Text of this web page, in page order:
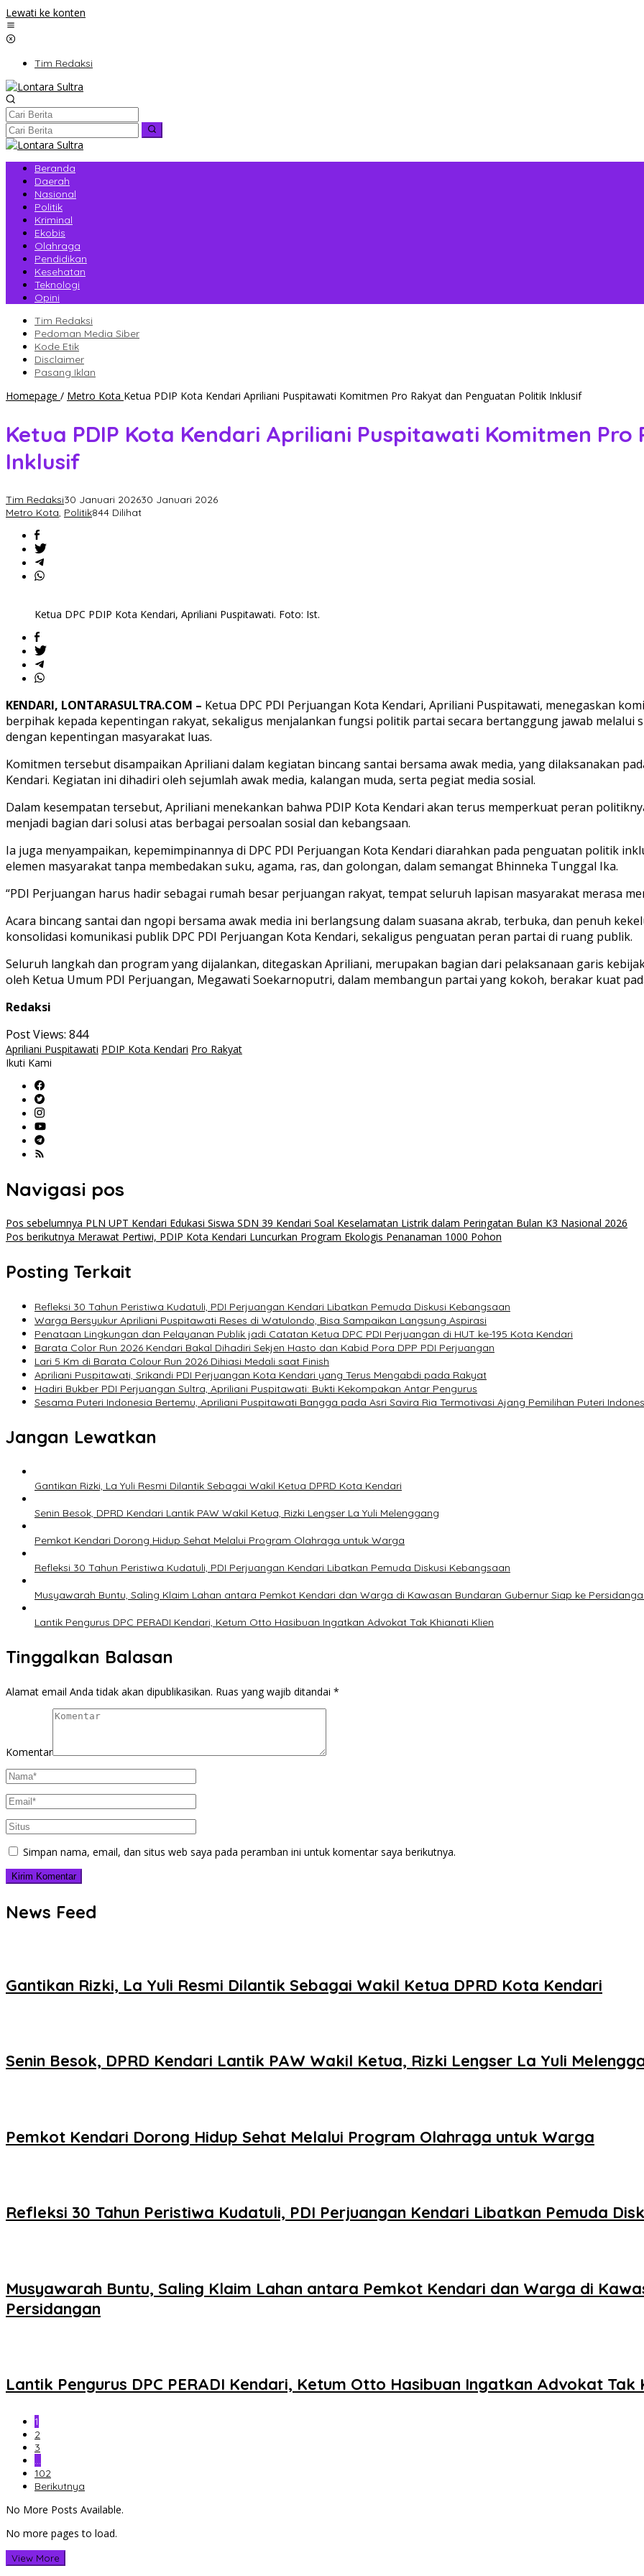
Lewati ke konten
Tim Redaksi
Beranda
Daerah
Nasional
Politik
Kriminal
Ekobis
Olahraga
Pendidikan
Kesehatan
Teknologi
Opini
Tim Redaksi
Pedoman Media Siber
Kode Etik
Disclaimer
Pasang Iklan
Homepage / Metro Kota Ketua PDIP Kota Kendari Apriliani Puspitawati Komitmen Pro Rakyat dan Penguatan Politik Inklusif
Ketua PDIP Kota Kendari Apriliani Puspitawati Komitmen
Inklusif
Tim Redaksi30 Januari 202630 Januari 2026
Metro Kota, Politik844 Dilihat
Ketua DPC PDIP Kota Kendari, Apriliani Puspitawati. Foto: Ist.
KENDARI, LONTARASULTRA.COM – Ketua DPC PDI Perjuangan Kota Kendari, Apriliani Puspitawati, menegaskan
berpihak kepada kepentingan rakyat, sekaligus menjalankan fungsi politik partai secara bertanggung jawab
dengan kepentingan masyarakat luas.
Komitmen tersebut disampaikan Apriliani dalam kegiatan bincang santai bersama awak media, yang dilaksanakan
Kendari. Kegiatan ini dihadiri oleh sejumlah awak media, kalangan muda, serta pegiat media sosial.
Dalam kesempatan tersebut, Apriliani menekankan bahwa PDIP Kota Kendari akan terus memperkuat peran
menjadi bagian dari solusi atas berbagai persoalan sosial dan kebangsaan.
Ia juga menyampaikan, kepemimpinannya di DPC PDI Perjuangan Kota Kendari diarahkan pada penguatan politik
elemen masyarakat tanpa membedakan suku, agama, ras, dan golongan, dalam semangat Bhinneka Tunggal Ika.
“PDI Perjuangan harus hadir sebagai rumah besar perjuangan rakyat, tempat seluruh lapisan masyarakat merasa
Acara bincang santai dan ngopi bersama awak media ini berlangsung dalam suasana akrab, terbuka, dan penuh
konsolidasi komunikasi publik DPC PDI Perjuangan Kota Kendari, sekaligus penguatan peran partai di ruang publik.
Seluruh langkah dan program yang dijalankan, ditegaskan Apriliani, merupakan bagian dari pelaksanaan garis
oleh Ketua Umum PDI Perjuangan, Megawati Soekarnoputri, dalam membangun partai yang kokoh, berakar kuat
Redaksi
Post Views: 844
Apriliani Puspitawati PDIP Kota Kendari Pro Rakyat
Ikuti Kami
Navigasi pos
Pos sebelumnya PLN UPT Kendari Edukasi Siswa SDN 39 Kendari Soal Keselamatan Listrik dalam Peringatan Bulan K3 Nasional 2026
Pos berikutnya Merawat Pertiwi, PDIP Kota Kendari Luncurkan Program Ekologis Penanaman 1000 Pohon
Posting Terkait
Refleksi 30 Tahun Peristiwa Kudatuli, PDI Perjuangan Kendari Libatkan Pemuda Diskusi Kebangsaan
Warga Bersyukur Apriliani Puspitawati Reses di Watulondo, Bisa Sampaikan Langsung Aspirasi
Penataan Lingkungan dan Pelayanan Publik jadi Catatan Ketua DPC PDI Perjuangan di HUT ke-195 Kota Kendari
Barata Color Run 2026 Kendari Bakal Dihadiri Sekjen Hasto dan Kabid Pora DPP PDI Perjuangan
Lari 5 Km di Barata Colour Run 2026 Dihiasi Medali saat Finish
Apriliani Puspitawati, Srikandi PDI Perjuangan Kota Kendari yang Terus Mengabdi pada Rakyat
Hadiri Bukber PDI Perjuangan Sultra, Apriliani Puspitawati: Bukti Kekompakan Antar Pengurus
Sesama Puteri Indonesia Bertemu, Apriliani Puspitawati Bangga pada Asri Savira Ria Termotivasi Ajang Pemilihan Puteri
Jangan Lewatkan
Gantikan Rizki, La Yuli Resmi Dilantik Sebagai Wakil Ketua DPRD Kota Kendari
Senin Besok, DPRD Kendari Lantik PAW Wakil Ketua, Rizki Lengser La Yuli Melenggang
Pemkot Kendari Dorong Hidup Sehat Melalui Program Olahraga untuk Warga
Refleksi 30 Tahun Peristiwa Kudatuli, PDI Perjuangan Kendari Libatkan Pemuda Diskusi Kebangsaan
Musyawarah Buntu, Saling Klaim Lahan antara Pemkot Kendari dan Warga di Kawasan Bundaran Gubernur Siap ke
Lantik Pengurus DPC PERADI Kendari, Ketum Otto Hasibuan Ingatkan Advokat Tak Khianati Klien
Tinggalkan Balasan
Alamat email Anda tidak akan dipublikasikan. Ruas yang wajib ditandai *
Komentar
Simpan nama, email, dan situs web saya pada peramban ini untuk komentar saya berikutnya.
News Feed
Gantikan Rizki, La Yuli Resmi Dilantik Sebagai Wakil Ketua DPRD Kota Kendari
Senin Besok, DPRD Kendari Lantik PAW Wakil Ketua, Rizki Lengser La Yuli
Pemkot Kendari Dorong Hidup Sehat Melalui Program Olahraga untuk Warga
Refleksi 30 Tahun Peristiwa Kudatuli, PDI Perjuangan Kendari Libatkan Pemuda
Musyawarah Buntu, Saling Klaim Lahan antara Pemkot Kendari dan Warga di
Persidangan
Lantik Pengurus DPC PERADI Kendari, Ketum Otto Hasibuan Ingatkan Advokat Tak
1
2
3
…
102
Berikutnya
No More Posts Available.
No more pages to load.
View More